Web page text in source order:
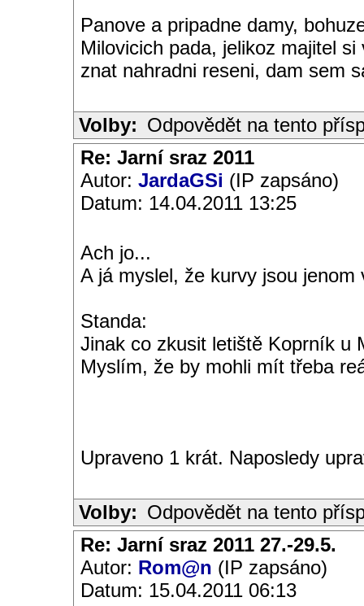
Panove a pripadne damy,
Milovicich pada, jelikoz majitel
znat nahradni reseni, dam sem
Volby: Odpovědět na tento
Re: Jarní sraz 2011
Autor: JardaGSi (IP zapsáno)
Datum: 14.04.2011 13:25
Ach jo...
A já myslel, že kurvy jsou
Standa:
Jinak co zkusit letiště Koprník u
Myslím, že by mohli mít třeba
Upraveno 1 krát. Naposledy
Volby: Odpovědět na tento
Re: Jarní sraz 2011 27.-29.5.
Autor: Rom@n (IP zapsáno)
Datum: 15.04.2011 06:13